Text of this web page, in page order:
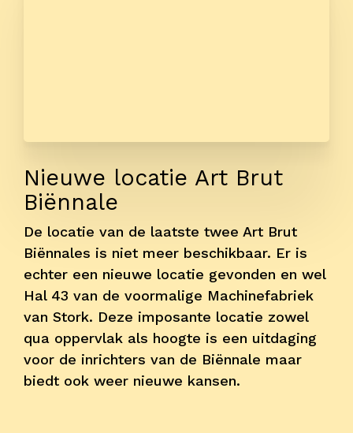
Nieuwe locatie Art Brut
Biënnale
De locatie van de laatste twee Art Brut
Biënnales is niet meer beschikbaar. Er is
echter een nieuwe locatie gevonden en wel
Hal 43 van de voormalige Machinefabriek
van Stork. Deze imposante locatie zowel
qua oppervlak als hoogte is een uitdaging
voor de inrichters van de Biënnale maar
biedt ook weer nieuwe kansen.